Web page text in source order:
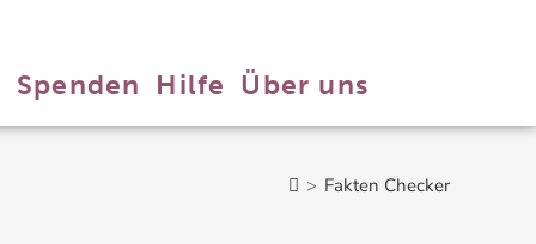
Spenden Hilfe Über uns
> Fakten Checker